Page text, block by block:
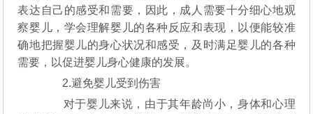
表达自己的感受和需要，因此，成人需要十分细心地观
察婴儿，学会理解婴儿的各种反应和表现，以便能较准
确地把握婴儿的身心状况和感受，及时满足婴儿的各种
需要，以促进婴儿身心健康的发展。
2.避免婴儿受到伤害
对于婴儿来说，由于其年龄尚小，身体和心理